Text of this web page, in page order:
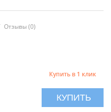
Отзывы (0)
Купить в 1 клик
КУПИТЬ